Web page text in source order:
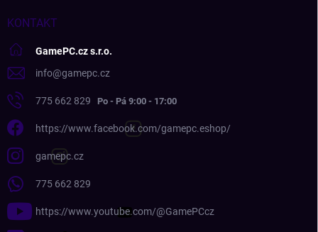
KONTAKT
GamePC.cz s.r.o.
info@gamepc.cz
775 662 829
https://www.facebook.com/gamepc.eshop/
gamepc.cz
775 662 829
https://www.youtube.com/@GamePCcz